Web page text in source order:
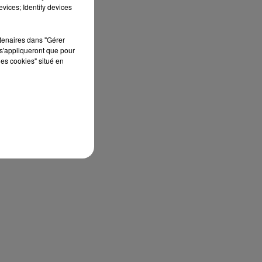
Identify devices
dans "Gérer
que pour
cookies" situé en